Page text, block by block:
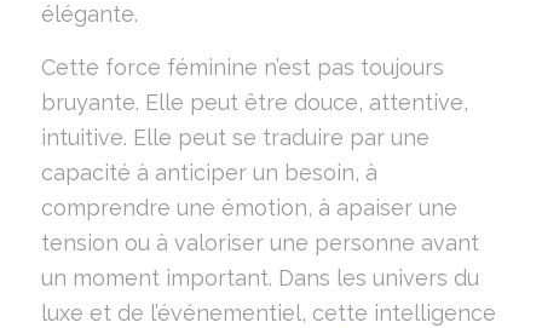
élégante.
Cette force féminine n’est pas toujours
bruyante. Elle peut être douce, attentive,
intuitive. Elle peut se traduire par une
capacité à anticiper un besoin, à
comprendre une émotion, à apaiser une
tension ou à valoriser une personne avant
un moment important. Dans les univers du
luxe et de l’événementiel, cette intelligence